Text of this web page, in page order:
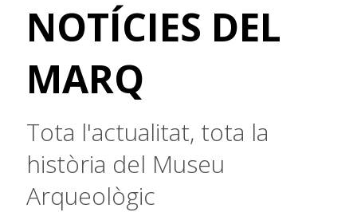
NOTÍCIES DEL
MARQ
Tota l'actualitat, tota la
història del Museu
Arqueològic